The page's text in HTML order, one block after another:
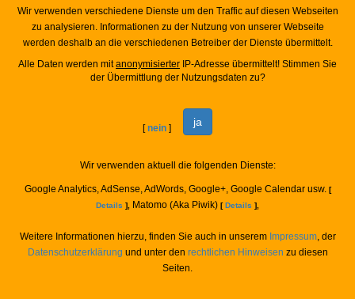
Wir verwenden verschiedene Dienste um den Traffic auf diesen Webseiten
zu analysieren. Informationen zu der Nutzung von unserer Webseite
werden deshalb an die verschiedenen Betreiber der Dienste übermittelt.
Alle Daten werden mitanonymisierter IP-Adresse übermittelt! Stimmen Sie
der Übermittlung der Nutzungsdaten zu?
[nein ] ja
Wir verwenden aktuell die folgenden Dienste:
Google Analytics, AdSense, AdWords, Google+, Google Calendar usw. [
Details ], Matomo (Aka Piwik) [Details ],
Weitere Informationen hierzu, finden Sie auch in unserem Impressum, der
Datenschutzerklärung und unter den rechtlichen Hinweisen zu diesen
Seiten.